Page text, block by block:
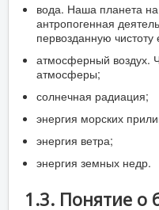
вода. Наша планета
антропогенная
первозданную чистоту
атмосферный воздух.
атмосферы;
солнечная радиация;
энергия морских
энергия ветра;
энергия земных недр.
1.3. Понятие о